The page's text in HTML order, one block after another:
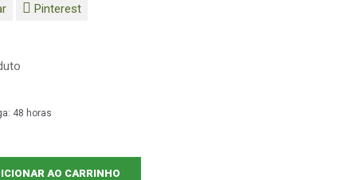
Pinterest
48 horas
AO CARRINHO